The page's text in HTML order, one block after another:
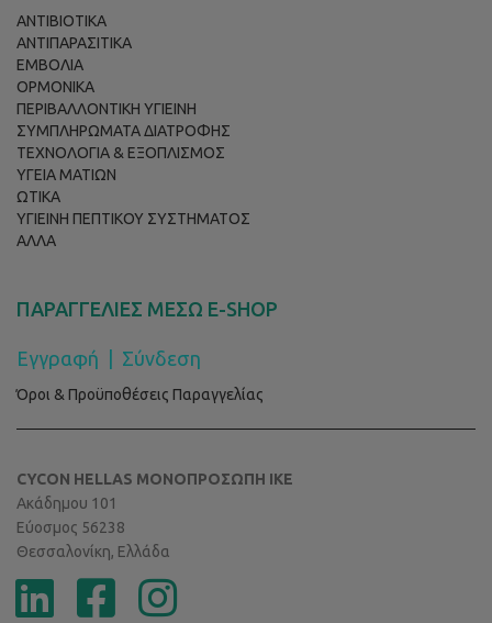
ΑΝΤΙΒΙΟΤΙΚΑ
ΑΝΤΙΠΑΡΑΣΙΤΙΚΑ
ΕΜΒΟΛΙΑ
ΟΡΜΟΝΙΚΑ
ΠΕΡΙΒΑΛΛΟΝΤΙΚΗ ΥΓΙΕΙΝΗ
ΣΥΜΠΛΗΡΩΜΑΤΑ ΔΙΑΤΡΟΦΗΣ
ΤΕΧΝΟΛΟΓΙΑ & ΕΞΟΠΛΙΣΜΟΣ
ΥΓΕΙΑ ΜΑΤΙΩΝ
ΩΤΙΚΑ
ΥΓΙΕΙΝΗ ΠΕΠΤΙΚΟΥ ΣΥΣΤΗΜΑΤΟΣ
ΑΛΛΑ
ΠΑΡΑΓΓΕΛΙΕΣ ΜΕΣΩ E-SHOP
Εγγραφή Σύνδεση
Όροι & Προϋποθέσεις Παραγγελίας
CYCON HELLAS ΜΟΝΟΠΡΟΣΩΠΗ ΙΚΕ
Ακάδημου 101
Εύοσμος 56238
Θεσσαλονίκη, Ελλάδα